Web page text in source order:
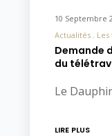
10 Septembre
Actualités
Demande
du
Le
LIRE PLUS